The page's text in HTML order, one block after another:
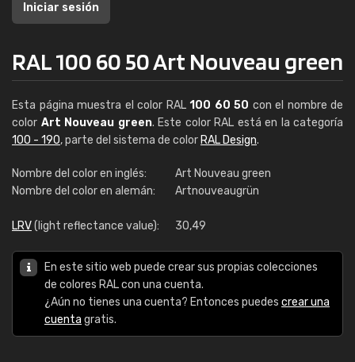
Iniciar sesión
RAL 100 60 50 Art Nouveau green
Esta página muestra el color RAL 100 60 50 con el nombre de
color Art Nouveau green. Este color RAL está en la categoría
100 - 190, parte del sistema de color RAL Design.
Nombre del color en inglés:
Art Nouveau green
Nombre del color en alemán:
Artnouveaugrün
LRV(light reflectance value): 30,49
En este sitio web puede crear sus propias colecciones
de colores RAL con una cuenta.
¿Aún no tienes una cuenta? Entonces puedes crear una
cuenta gratis.